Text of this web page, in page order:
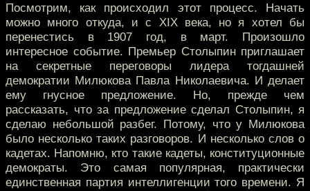
Посмотрим, как происходил этот процесс. Начать
можно много откуда, и с XIX века, но я хотел бы
перенестись в 1907 год, в март. Произошло
интересное событие. Премьер Столыпин приглашает
на секретные переговоры лидера тогдашней
демократии Милюкова Павла Николаевича. И делает
ему гнусное предложение. Но, прежде чем
рассказать, что за предложение сделал Столыпин, я
сделаю небольшой разбег. Потому, что у Милюкова
было несколько таких разговоров. И несколько слов о
кадетах. Напомню, кто такие кадеты, конституционные
демократы. Это самая популярная, практически
единственная партия интеллигенции того времени. Я